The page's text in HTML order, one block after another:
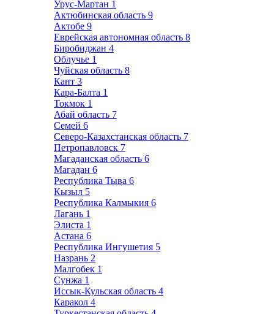
Урус-Мартан 1
Актюбинская область 9
Актобе 9
Еврейская автономная область 8
Биробиджан 4
Облучье 1
Чуйская область 8
Кант 3
Кара-Балта 1
Токмок 1
Абай область 7
Семей 6
Северо-Казахстанская область 7
Петропавловск 7
Магаданская область 6
Магадан 6
Республика Тыва 6
Кызыл 5
Республика Калмыкия 6
Лагань 1
Элиста 1
Астана 6
Республика Ингушетия 5
Назрань 2
Малгобек 1
Сунжа 1
Иссык-Кульская область 4
Каракол 4